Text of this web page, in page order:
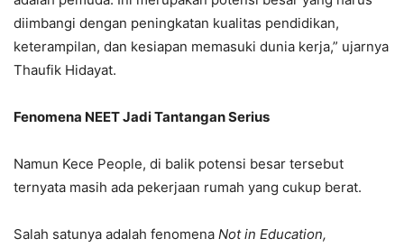
diimbangi dengan peningkatan kualitas pendidikan,
keterampilan, dan kesiapan memasuki dunia kerja,” ujarnya
Thaufik Hidayat.
Fenomena NEET Jadi Tantangan Serius
Namun Kece People, di balik potensi besar tersebut
ternyata masih ada pekerjaan rumah yang cukup berat.
Salah satunya adalah fenomena Not in Education,